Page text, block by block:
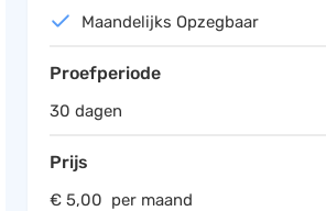
Maandelijks Opzegbaar
Proefperiode
30 dagen
Prijs
€ 5,00 per maand